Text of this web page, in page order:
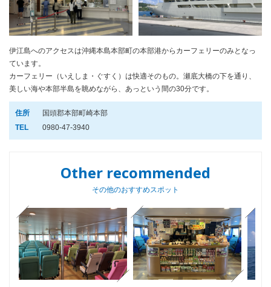
伊江島へのアクセスは沖縄本島本部町の本部港からカーフェリーのみとなっ
ています。
カーフェリー（いえしま・ぐすく）は快適そのもの。瀬底大橋の下を通り、
美しい海や本部半島を眺めながら、あっという間の30分です。
住所
国頭郡本部町崎本部
TEL
0980-47-3940
Other recommended
その他のおすすめスポット